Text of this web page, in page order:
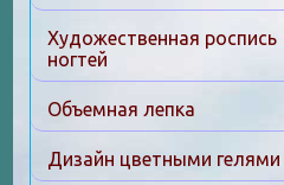
Художественная роспись
ногтей
Объемная лепка
Дизайн цветными гелями